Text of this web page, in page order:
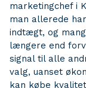
marketingchef i
man allerede
indtægt, og
længere end
signal til alle
valg, uanset
kan købe